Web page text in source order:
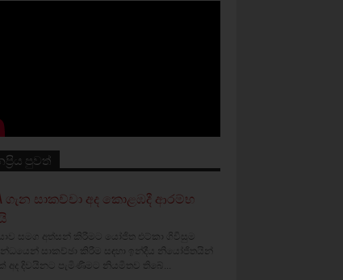
පුවත්
ගැන සාකච්චා අද කොළඹදී ආරම්භ
සමග අත්සන් කිරීමට යෝජිත එට්කා ගිවිසුම
සාකච්ඡා කිරීම සඳහා ඉන්දීය නියෝජිතයින්
අද දිවයිනට පැමිණීමට නියමිතව තිබේ...